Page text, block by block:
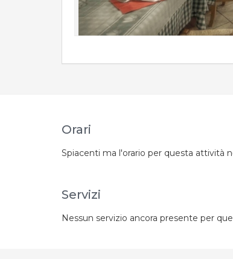
Orari
Spiacenti ma l'orario per questa attività
Servizi
Nessun servizio ancora presente per